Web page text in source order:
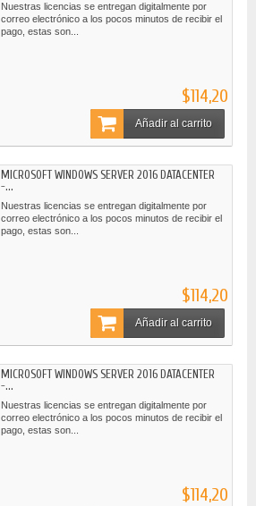
Nuestras licencias se entregan digitalmente por
correo electrónico a los pocos minutos de recibir el
pago, estas son...
$114,20
Añadir al carrito
MICROSOFT WINDOWS SERVER 2016 DATACENTER
-...
Nuestras licencias se entregan digitalmente por
correo electrónico a los pocos minutos de recibir el
pago, estas son...
$114,20
Añadir al carrito
MICROSOFT WINDOWS SERVER 2016 DATACENTER
-...
Nuestras licencias se entregan digitalmente por
correo electrónico a los pocos minutos de recibir el
pago, estas son...
$114,20